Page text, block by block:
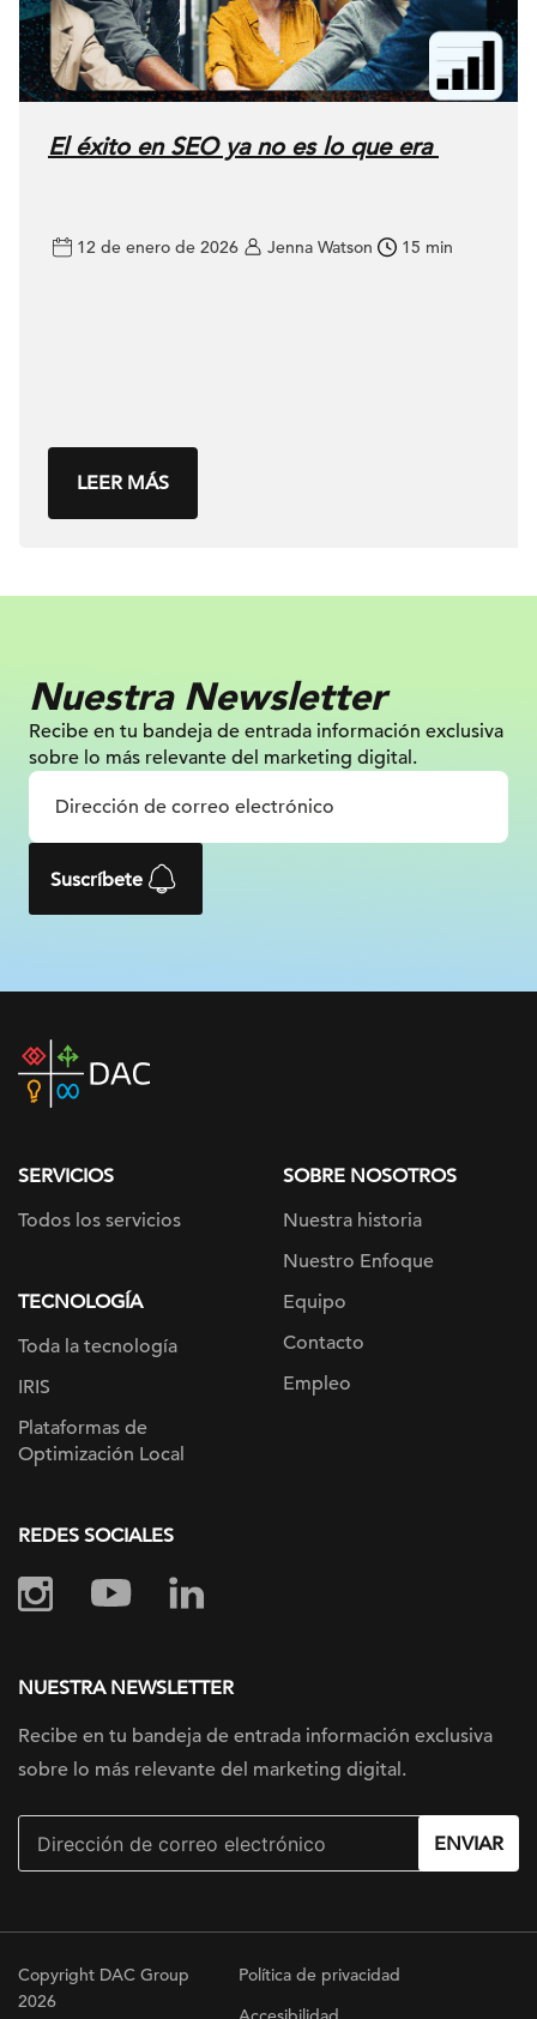
El éxito en SEO ya no es lo que era
12 de enero de 2026 Jenna Watson 15 min
LEER MÁS
Nuestra Newsletter
Recibe en tu bandeja de entrada información exclusiva
sobre lo más relevante del marketing digital.
Suscríbete
DAC
home
SERVICIOS
Todos los servicios
TECNOLOGÍA
Toda la tecnología
IRIS
Plataformas de
Optimización Local
SOBRE NOSOTROS
Nuestra historia
Nuestro Enfoque
Equipo
Contacto
Empleo
REDES SOCIALES
NUESTRA NEWSLETTER
Recibe en tu bandeja de entrada información exclusiva
sobre lo más relevante del marketing digital.
ENVIAR
Copyright DAC Group
2026
Política de privacidad